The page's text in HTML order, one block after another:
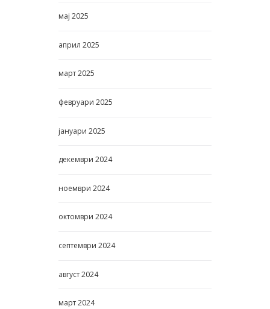
мај 2025
април 2025
март2025
февруари 2025
јануари 2025
декември 2024
ноември 2024
октомври 2024
септември 2024
август2024
март2024